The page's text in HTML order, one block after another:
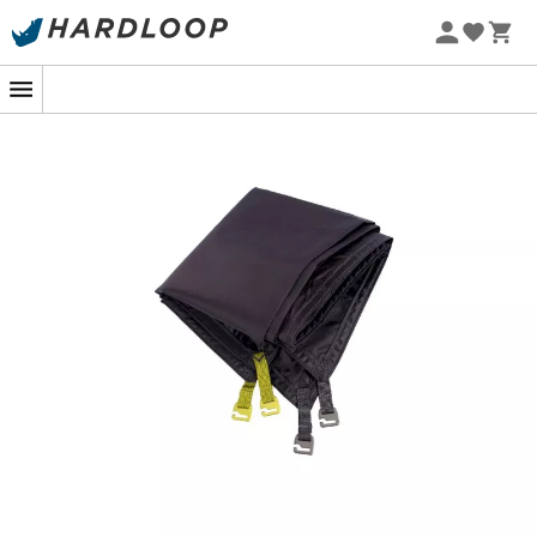
Promos d'été 🔥 -5 % EXTRA dès 2 produits* code Summer5